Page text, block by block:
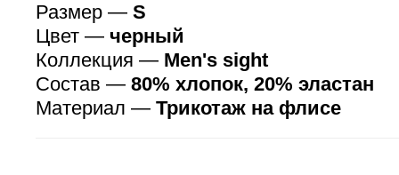
Размер — S
Цвет — черный
Коллекция — Men's sight
Состав — 80% хлопок, 20% эластан
Материал — Трикотаж на флисе